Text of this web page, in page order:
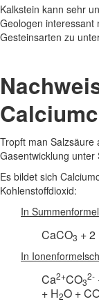
Kalkstein kann sehr
Geologen interessant
Gesteinsarten zu
Tropft man Salzsäure
Gasentwicklung unter
Es bildet sich
Kohlenstoffdioxid:
In
CaCO3 +
In
Ca2+CO3
2-
+ H2O +